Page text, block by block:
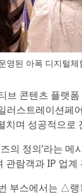
영된 아폭 디지털
브 콘텐츠 플랫
러스트레이션페
치며 성공적으로
의 정의’라는
람객과 IP 업
부스에서는 △